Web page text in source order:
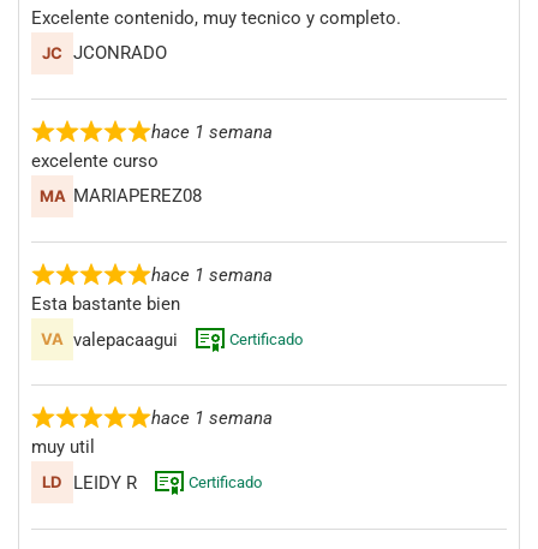
Excelente contenido, muy tecnico y completo.
JCONRADO
hace 1 semana
excelente curso
MARIAPEREZ08
hace 1 semana
Esta bastante bien
valepacaagui
Certificado
hace 1 semana
muy util
LEIDY R
Certificado